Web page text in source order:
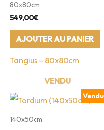
80x80cm
549,00€
AJOUTER AU PANIER
Tangius – 80x80cm
Vendu
140x50cm